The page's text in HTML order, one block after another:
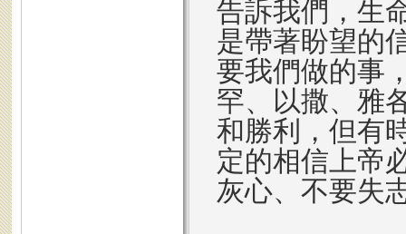
告訴我們，生
是帶著盼望的
要我們做的事
罕、以撒、雅
和勝利，但有
定的相信上帝
灰心、不要失